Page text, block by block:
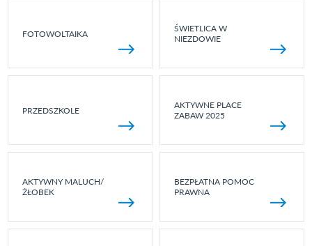
FOTOWOLTAIKA
ŚWIETLICA W
NIEZDOWIE
PRZEDSZKOLE
AKTYWNE PLACE
ZABAW 2025
AKTYWNY MALUCH/
ŻŁOBEK
BEZPŁATNA POMOC
PRAWNA